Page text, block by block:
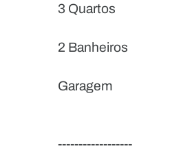
3 Quartos
2 Banheiros
Garagem
------------------